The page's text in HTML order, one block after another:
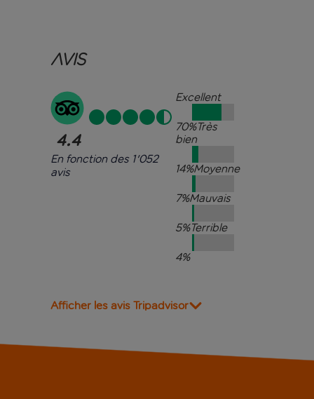
Avis
4.4
En fonction des 1'052
avis
Excellent
70%Très
bien
14%Moyenne
7%Mauvais
5%Terrible
4%
Afficher les avis Tripadvisor